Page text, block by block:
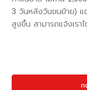
3 วันหลังวันขนย้าย) แ
สูงขึ้น สามารถแจ้งเรา
ก